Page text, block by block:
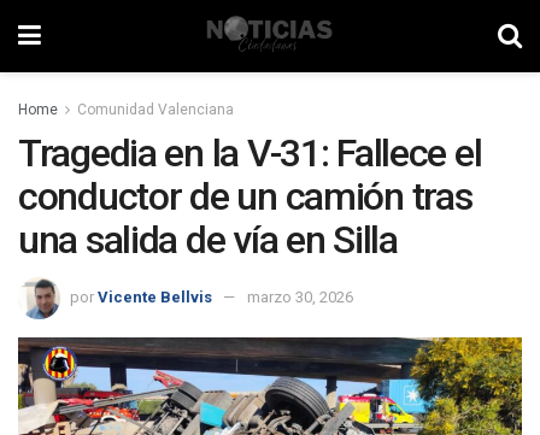
Home Comunidad Valenciana
Tragedia en la V-31: Fallece el
conductor de un camión tras
una salida de vía en Silla
por Vicente Bellvis marzo 30, 2026